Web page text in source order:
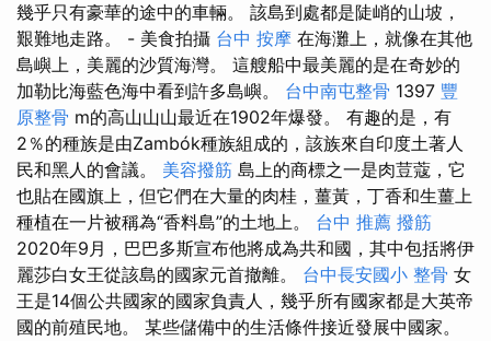
幾乎只有豪華的途中的車輛。 該島到處都是陡峭的山坡，
艱難地走路。 - 美食拍攝 台中 按摩 在海灘上，就像在其他
島嶼上，美麗的沙質海灣。 這艘船中最美麗的是在奇妙的
加勒比海藍色海中看到許多島嶼。 台中南屯整骨 1397 豐
原整骨 m的高山山山最近在1902年爆發。 有趣的是，有
2％的種族是由Zambók種族組成的，該族來自印度土著人
民和黑人的會議。 美容撥筋 島上的商標之一是肉荳蔻，它
也貼在國旗上，但它們在大量的肉桂，薑黃，丁香和生薑上
種植在一片被稱為“香料島”的土地上。 台中 推薦 撥筋
2020年9月，巴巴多斯宣布他將成為共和國，其中包括將伊
麗莎白女王從該島的國家元首撤離。 台中長安國小 整骨 女
王是14個公共國家的國家負責人，幾乎所有國家都是大英帝
國的前殖民地。 某些儲備中的生活條件接近發展中國家。